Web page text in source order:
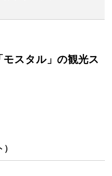
モスタル」の観光ス